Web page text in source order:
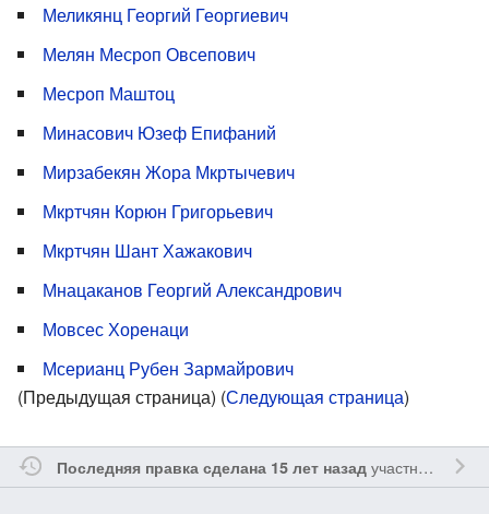
Меликянц Георгий Георгиевич
Мелян Месроп Овсепович
Месроп Маштоц
Минасович Юзеф Епифаний
Мирзабекян Жора Мкртычевич
Мкртчян Корюн Григорьевич
Мкртчян Шант Хажакович
Мнацаканов Георгий Александрович
Мовсес Хоренаци
Мсерианц Рубен Зармайрович
(Предыдущая страница) (Следующая страница)
Последняя правка сделана 15 лет назадучастником